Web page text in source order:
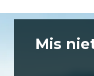
Mis